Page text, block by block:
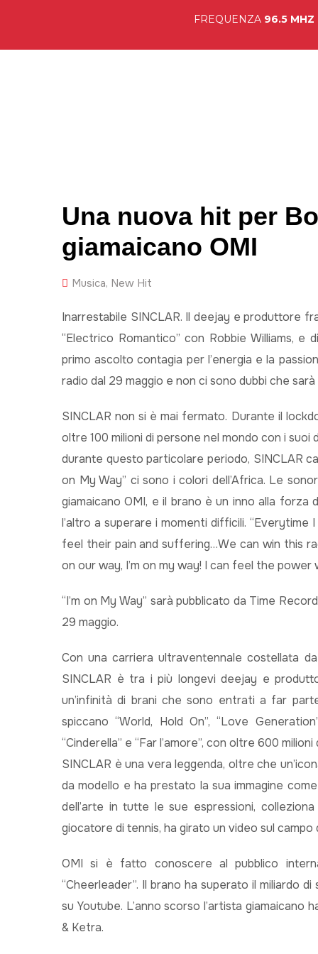
FREQUENZA 96.5 MHZ
Una nuova hit per
giamaicano OMI
Musica, New Hit
Inarrestabile SINCLAR. Il deejay e produttore
“Electrico Romantico” con Robbie Williams, e
primo ascolto contagia per l’energia e la
radio dal 29 maggio e non ci sono dubbi che
SINCLAR non si è mai fermato. Durante il
oltre 100 milioni di persone nel mondo con i
durante questo particolare periodo, SINCLAR
on My Way” ci sono i colori dell’Africa. Le
giamaicano OMI, e il brano è un inno alla forza
l’altro a superare i momenti difficili.
feel their pain and suffering…We can win this
on our way, I’m on my way! I can feel the power
“I’m on My Way” sarà pubblicato da Time
29 maggio.
Con una carriera ultraventennale costellata
SINCLAR è tra i più longevi deejay e
un’infinità di brani che sono entrati a far
spiccano “World, Hold On”, “Love
“Cinderella” e “Far l’amore”, con oltre 600
SINCLAR è una vera leggenda, oltre che
da modello e ha prestato la sua immagine
dell’arte in tutte le sue espressioni,
giocatore di tennis, ha girato un video sul campo
OMI si è fatto conoscere al pubblico
“Cheerleader”. Il brano ha superato il miliardo
su Youtube. L’anno scorso l’artista giamaicano
& Ketra.